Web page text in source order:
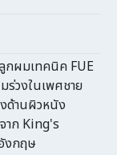
กผมเทคนิค FUE
ร่วงในเพศชาย
ด้านผิวหนัง
าก King's
งกฤษ